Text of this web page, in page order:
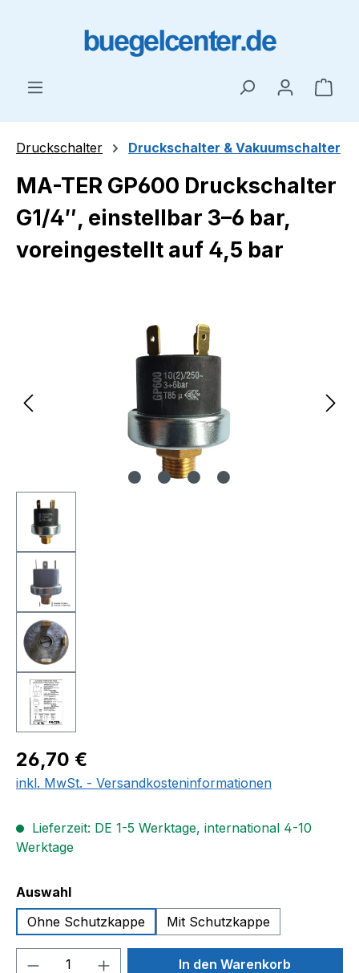
Druckschalter Druckschalter & Vakuumschalter
MA-TER GP600 Druckschalter
G1/4″, einstellbar 3–6 bar,
voreingestellt auf 4,5 bar
Regulärer Preis:
26,70 €
inkl. MwSt. - Versandkosteninformationen
Lieferzeit: DE 1-5 Werktage, international 4-10
Werktage
Auswahlauswählen
Ohne Schutzkappe
Mit Schutzkappe
Produkt Anzahl: Gib denIn den Warenkorb